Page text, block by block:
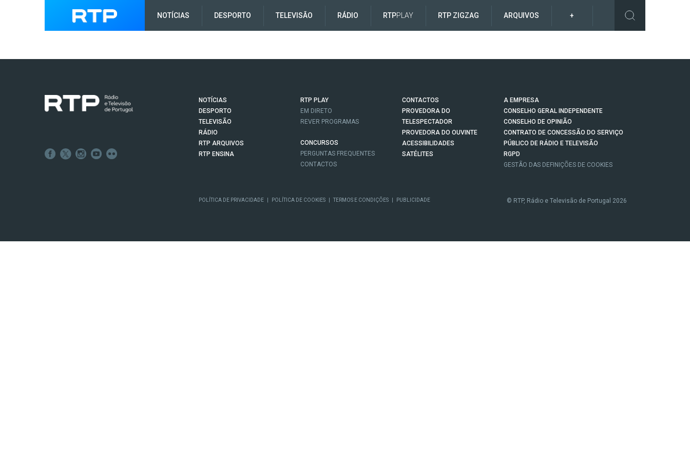
NOTÍCIAS DESPORTO TELEVISÃO RÁDIO RTPPLAY RTP ZIGZAG ARQUIVOS +
NOTÍCIAS
DESPORTO
TELEVISÃO
RÁDIO
RTP ARQUIVOS
RTP ENSINA
RTP PLAY
EM DIRETO
REVER PROGRAMAS
CONCURSOS
PERGUNTAS FREQUENTES
CONTACTOS
CONTACTOS
PROVEDORA DO
TELESPECTADOR
PROVEDORA DO OUVINTE
ACESSIBILIDADES
SATÉLITES
A EMPRESA
CONSELHO GERAL INDEPENDENTE
CONSELHO DE OPINIÃO
CONTRATO DE CONCESSÃO DO SERVIÇO
PÚBLICO DE RÁDIO E TELEVISÃO
RGPD
GESTÃO DAS DEFINIÇÕES DE COOKIES
POLÍTICA DE PRIVACIDADE POLÍTICA DE COOKIES TERMOS E CONDIÇÕES PUBLICIDADE © RTP, Rádio e Televisão de Portugal 2026